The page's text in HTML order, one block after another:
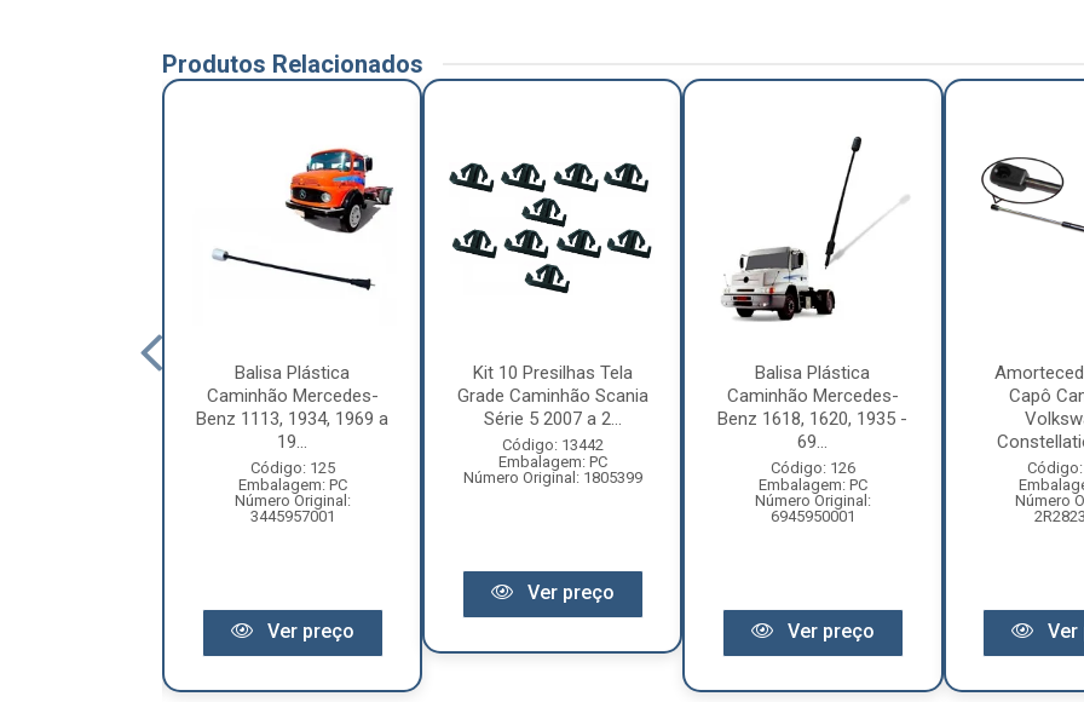
Produtos Relacionados
Balisa Plástica
Caminhão Mercedes-
Benz 1113, 1934, 1969 a
19...
Código: 125
Embalagem: PC
Número Original:
3445957001
Ver preço
Kit 10 Presilhas Tela
Grade Caminhão Scania
Série 5 2007 a 2...
Código: 13442
Embalagem: PC
Número Original: 1805399
Ver preço
Balisa Plástica
Caminhão Mercedes-
Benz 1618, 1620, 1935 -
69...
Código: 126
Embalagem: PC
Número Original:
6945950001
Ver preço
Capô
Número
Ver